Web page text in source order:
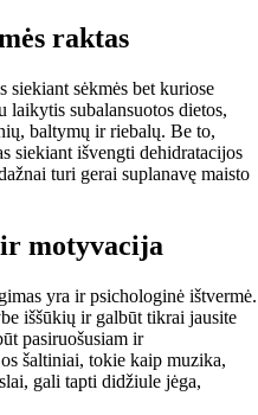
raktas
siekiant sėkmės bet kuriose
laikytis subalansuotos dietos,
baltymų ir riebalų. Be to,
siekiant išvengti dehidratacijos
turi gerai suplanavę maisto
motyvacija
yra ir psichologinė ištvermė.
iššūkių ir galbūt tikrai jausite
pasiruošusiam ir
šaltiniai, tokie kaip muzika,
gali tapti didžiule jėga,